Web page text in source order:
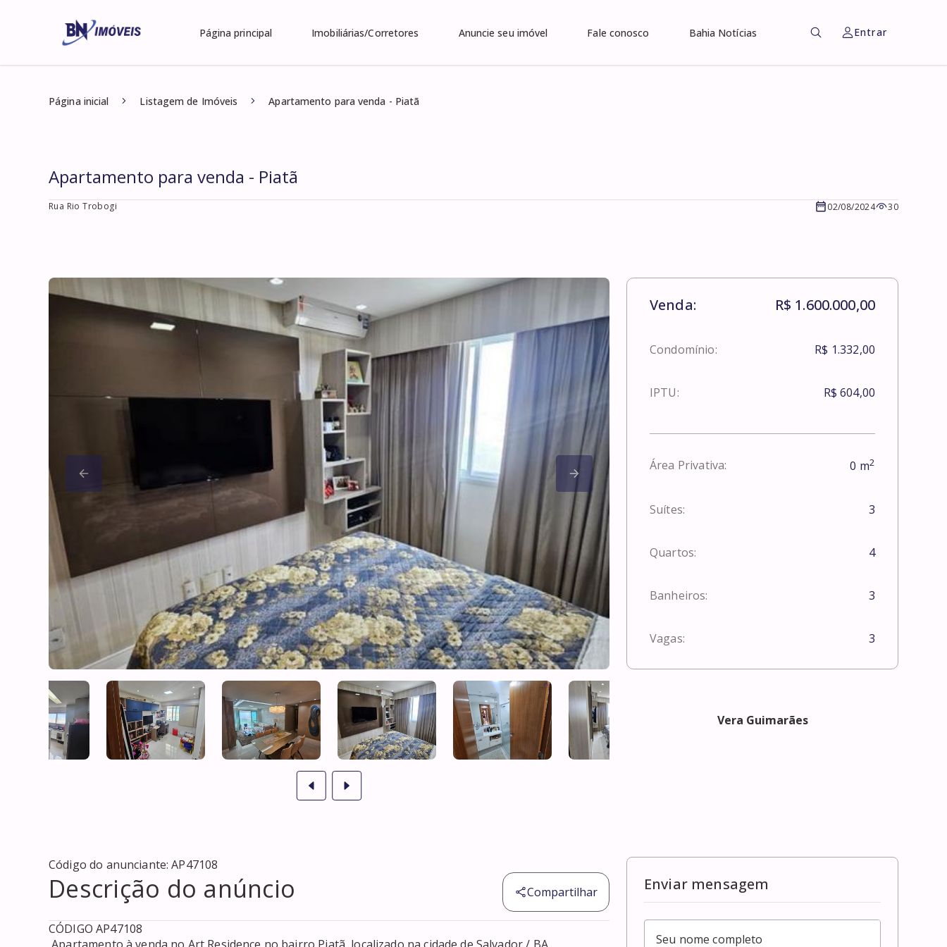
Página principal Imobiliárias/Corretores Anuncie seu imóvel Fale conosco Bahia Notícias Entrar
Página inicial Listagem de Imóveis Apartamento para venda - Piatã
Apartamento para venda - Piatã
Rua Rio Trobogi 02/08/2024 30
Venda: R$ 1.600.000,00
Condomínio: R$ 1.332,00
IPTU: R$ 604,00
Área Privativa: 0 m2
Suítes: 3
Quartos: 4
Banheiros: 3
Vagas: 3
Vera Guimarães
Código do anunciante:AP47108
Descrição do anúncio Compartilhar
CÓDIGO AP47108
Enviar mensagem